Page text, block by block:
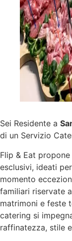
Sei Residente a
di un Servizio
Flip & Eat propone
esclusivi, ideati
momento
familiari riservate
matrimoni e feste
catering si
raffinatezza, stile e